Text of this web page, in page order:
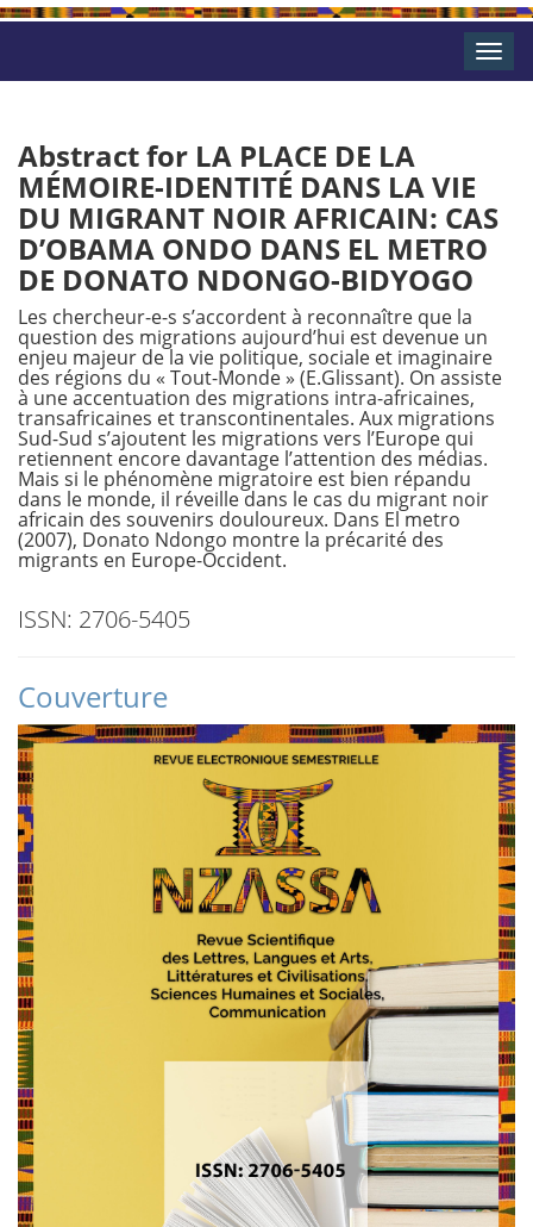
Toggle
Abstract for LA PLACE DE LA
MÉMOIRE-IDENTITÉ DANS LA VIE
DU MIGRANT NOIR AFRICAIN: CAS
D’OBAMA ONDO DANS EL METRO
DE DONATO NDONGO-BIDYOGO
Les chercheur-e-s s’accordent à reconnaître que la
question des migrations aujourd’hui est devenue un
enjeu majeur de la vie politique, sociale et imaginaire
des régions du « Tout-Monde » (E.Glissant). On assiste
à une accentuation des migrations intra-africaines,
transafricaines et transcontinentales. Aux migrations
Sud-Sud s’ajoutent les migrations vers l’Europe qui
retiennent encore davantage l’attention des médias.
Mais si le phénomène migratoire est bien répandu
dans le monde, il réveille dans le cas du migrant noir
africain des souvenirs douloureux. Dans El metro
(2007), Donato Ndongo montre la précarité des
migrants en Europe-Occident.
ISSN: 2706-5405
Couverture